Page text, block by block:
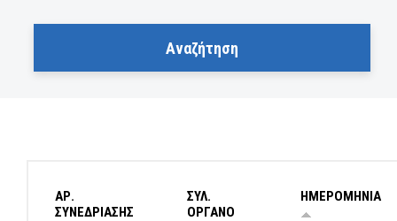
ΑΡ.
ΣΥΝΕΔΡΙΑΣΗΣ
ΣΥΛ.
ΟΡΓΑΝΟ
ΗΜΕΡΟΜΗΝΙΑ